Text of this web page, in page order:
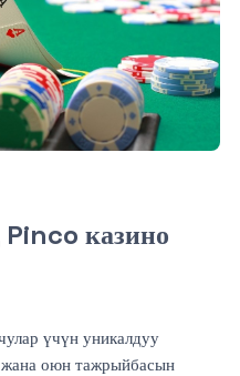
казино
үчүн уникалдуу
оюн тажрыйбасын